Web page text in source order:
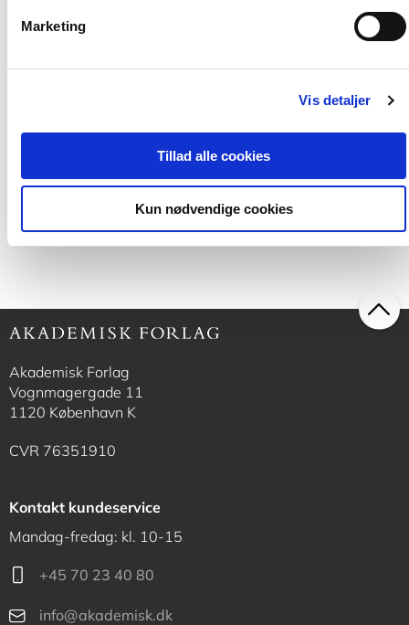
Marketing
Vis detaljer
Tillad alle cookies
Kun nødvendige cookies
Fra
249,00 KR.
Akademisk Forlag
Vognmagergade 11
1120 København K
CVR 76351910
Kontakt kundeservice
Mandag-fredag: kl. 10-15
+45 70 23 40 80
info@akademisk.dk